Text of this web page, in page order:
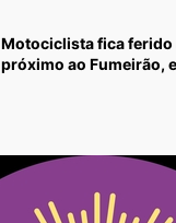
Motociclista fica ferido
próximo ao Fumeirão,